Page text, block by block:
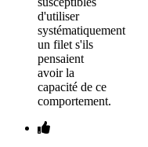
d'utiliser
systématiquement
un filet s'ils
pensaient
avoir la
capacité de ce
comportement.